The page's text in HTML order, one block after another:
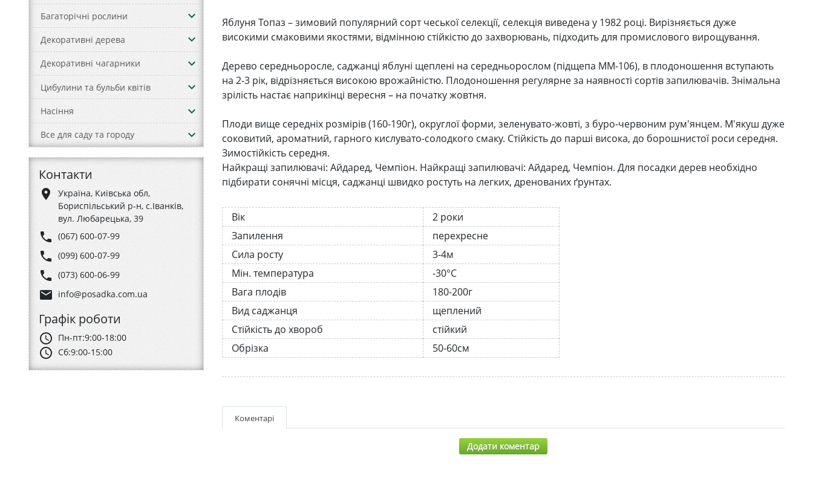
Багаторічні рослини keyboard_arrow_down
Декоративні дерева keyboard_arrow_down
Декоративні чагарники keyboard_arrow_down
Цибулини та бульби квітів keyboard_arrow_down
Насіння keyboard_arrow_down
Все для саду та городу keyboard_arrow_down
Контакти
place
Україна, Київська обл,
Бориспільський р-н, с.Іванків,
вул. Любарецька, 39
phone (067) 600-07-99
phone (099) 600-07-99
phone (073) 600-06-99
email info@posadka.com.ua
Графік роботи
schedule Пн-пт:9:00-18:00
schedule Сб:9:00-15:00
Яблуня Топаз – зимовий популярний сорт чеської селекції, селекція виведена у 1982 році. Вирізняється дуже
високими смаковими якостями, відмінною стійкістю до захворювань, підходить для промислового вирощування.
Дерево середньоросле, саджанці яблуні щеплені на середньорослом (підщепа ММ-106), в плодоношення вступають
на 2-3 рік, відрізняється високою врожайністю. Плодоношення регулярне за наявності сортів запилювачів. Знімальна
зрілість настає наприкінці вересня – на початку жовтня.
Плоди вище середніх розмірів (160-190г), округлої форми, зеленувато-жовті, з буро-червоним рум'янцем. М'якуш дуже
соковитий, ароматний, гарного кислувато-солодкого смаку. Стійкість до парші висока, до борошнистої роси середня.
Зимостійкість середня.
Найкращі запилювачі: Айдаред, Чемпіон. Найкращі запилювачі: Айдаред, Чемпіон. Для посадки дерев необхідно
підбирати сонячні місця, саджанці швидко ростуть на легких, дренованих ґрунтах.
Вік
2 роки
Запилення
перехресне
Сила росту
3-4м
Мін. температура
-30°C
Вага плодів
180-200г
Вид саджанця
щеплений
Стійкість до хвороб
стійкий
Обрізка
50-60см
Коментарі
Додати коментар